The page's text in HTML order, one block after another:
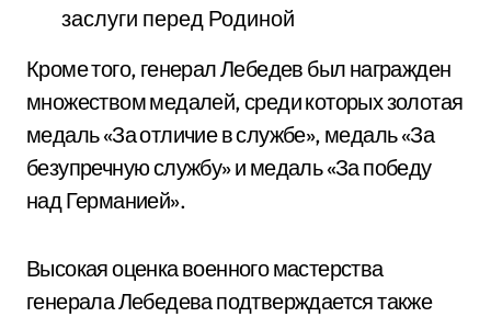
заслуги перед Родиной
Кроме того, генерал Лебедев был награжден
множеством медалей, среди которых золотая
медаль «За отличие в службе», медаль «За
безупречную службу» и медаль «За победу
над Германией».
Высокая оценка военного мастерства
генерала Лебедева подтверждается также